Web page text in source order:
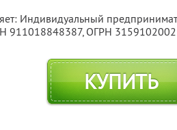
Индивидуальный
911018848387, ОГРН
КУПИТЬ